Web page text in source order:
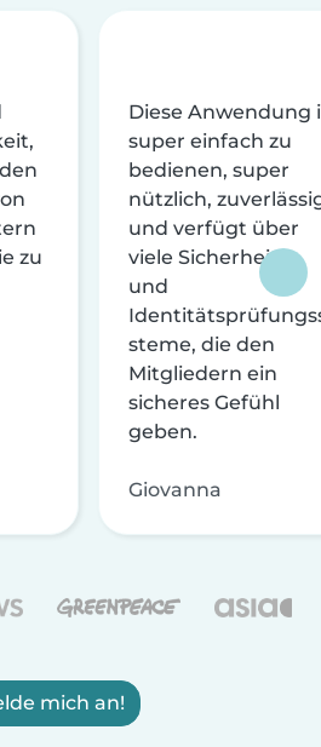
zu
Diese Anwendung
super einfach zu
bedienen, super
nützlich,
und verfügt über
viele Sicherheits-
und
steme, die den
Mitgliedern ein
sicheres Gefühl
geben.
Giovanna
mich an!